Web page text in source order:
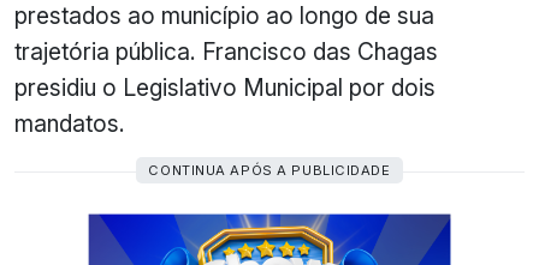
prestados ao município ao longo de sua
trajetória pública. Francisco das Chagas
presidiu o Legislativo Municipal por dois
mandatos.
CONTINUA APÓS A PUBLICIDADE